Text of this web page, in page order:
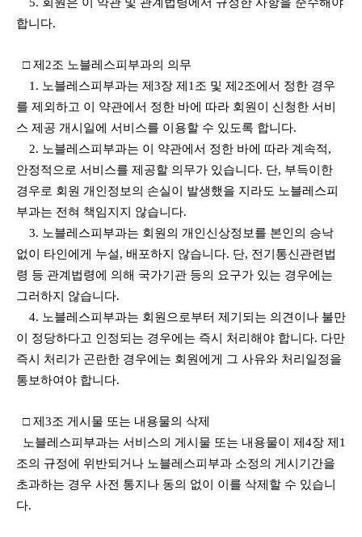
5. 회원은 이 약관 및 관계법령에서 규정한 사항을 준수해야
합니다.
□ 제2조 노블레스피부과의 의무
1. 노블레스피부과는 제3장 제1조 및 제2조에서 정한 경우
를 제외하고 이 약관에서 정한 바에 따라 회원이 신청한 서비
스 제공 개시일에 서비스를 이용할 수 있도록 합니다.
2. 노블레스피부과는 이 약관에서 정한 바에 따라 계속적,
안정적으로 서비스를 제공할 의무가 있습니다. 단, 부득이한
경우로 회원 개인정보의 손실이 발생했을 지라도 노블레스피
부과는 전혀 책임지지 않습니다.
3. 노블레스피부과는 회원의 개인신상정보를 본인의 승낙
없이 타인에게 누설, 배포하지 않습니다. 단, 전기통신관련법
령 등 관계법령에 의해 국가기관 등의 요구가 있는 경우에는
그러하지 않습니다.
4. 노블레스피부과는 회원으로부터 제기되는 의견이나 불만
이 정당하다고 인정되는 경우에는 즉시 처리해야 합니다. 다만
즉시 처리가 곤란한 경우에는 회원에게 그 사유와 처리일정을
통보하여야 합니다.
□ 제3조 게시물 또는 내용물의 삭제
노블레스피부과는 서비스의 게시물 또는 내용물이 제4장 제1
조의 규정에 위반되거나 노블레스피부과 소정의 게시기간을
초과하는 경우 사전 통지나 동의 없이 이를 삭제할 수 있습니
다.